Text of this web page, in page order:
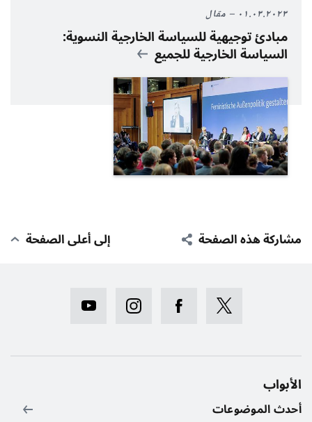
٠١.٠٣.٢٠٢٣ مقال
مبادئ توجيهية للسياسة الخارجية النسوية:
السياسة الخارجية للجميع
مشاركة هذه الصفحة إلى أعلى الصفحة
الأبواب
أحدث الموضوعات